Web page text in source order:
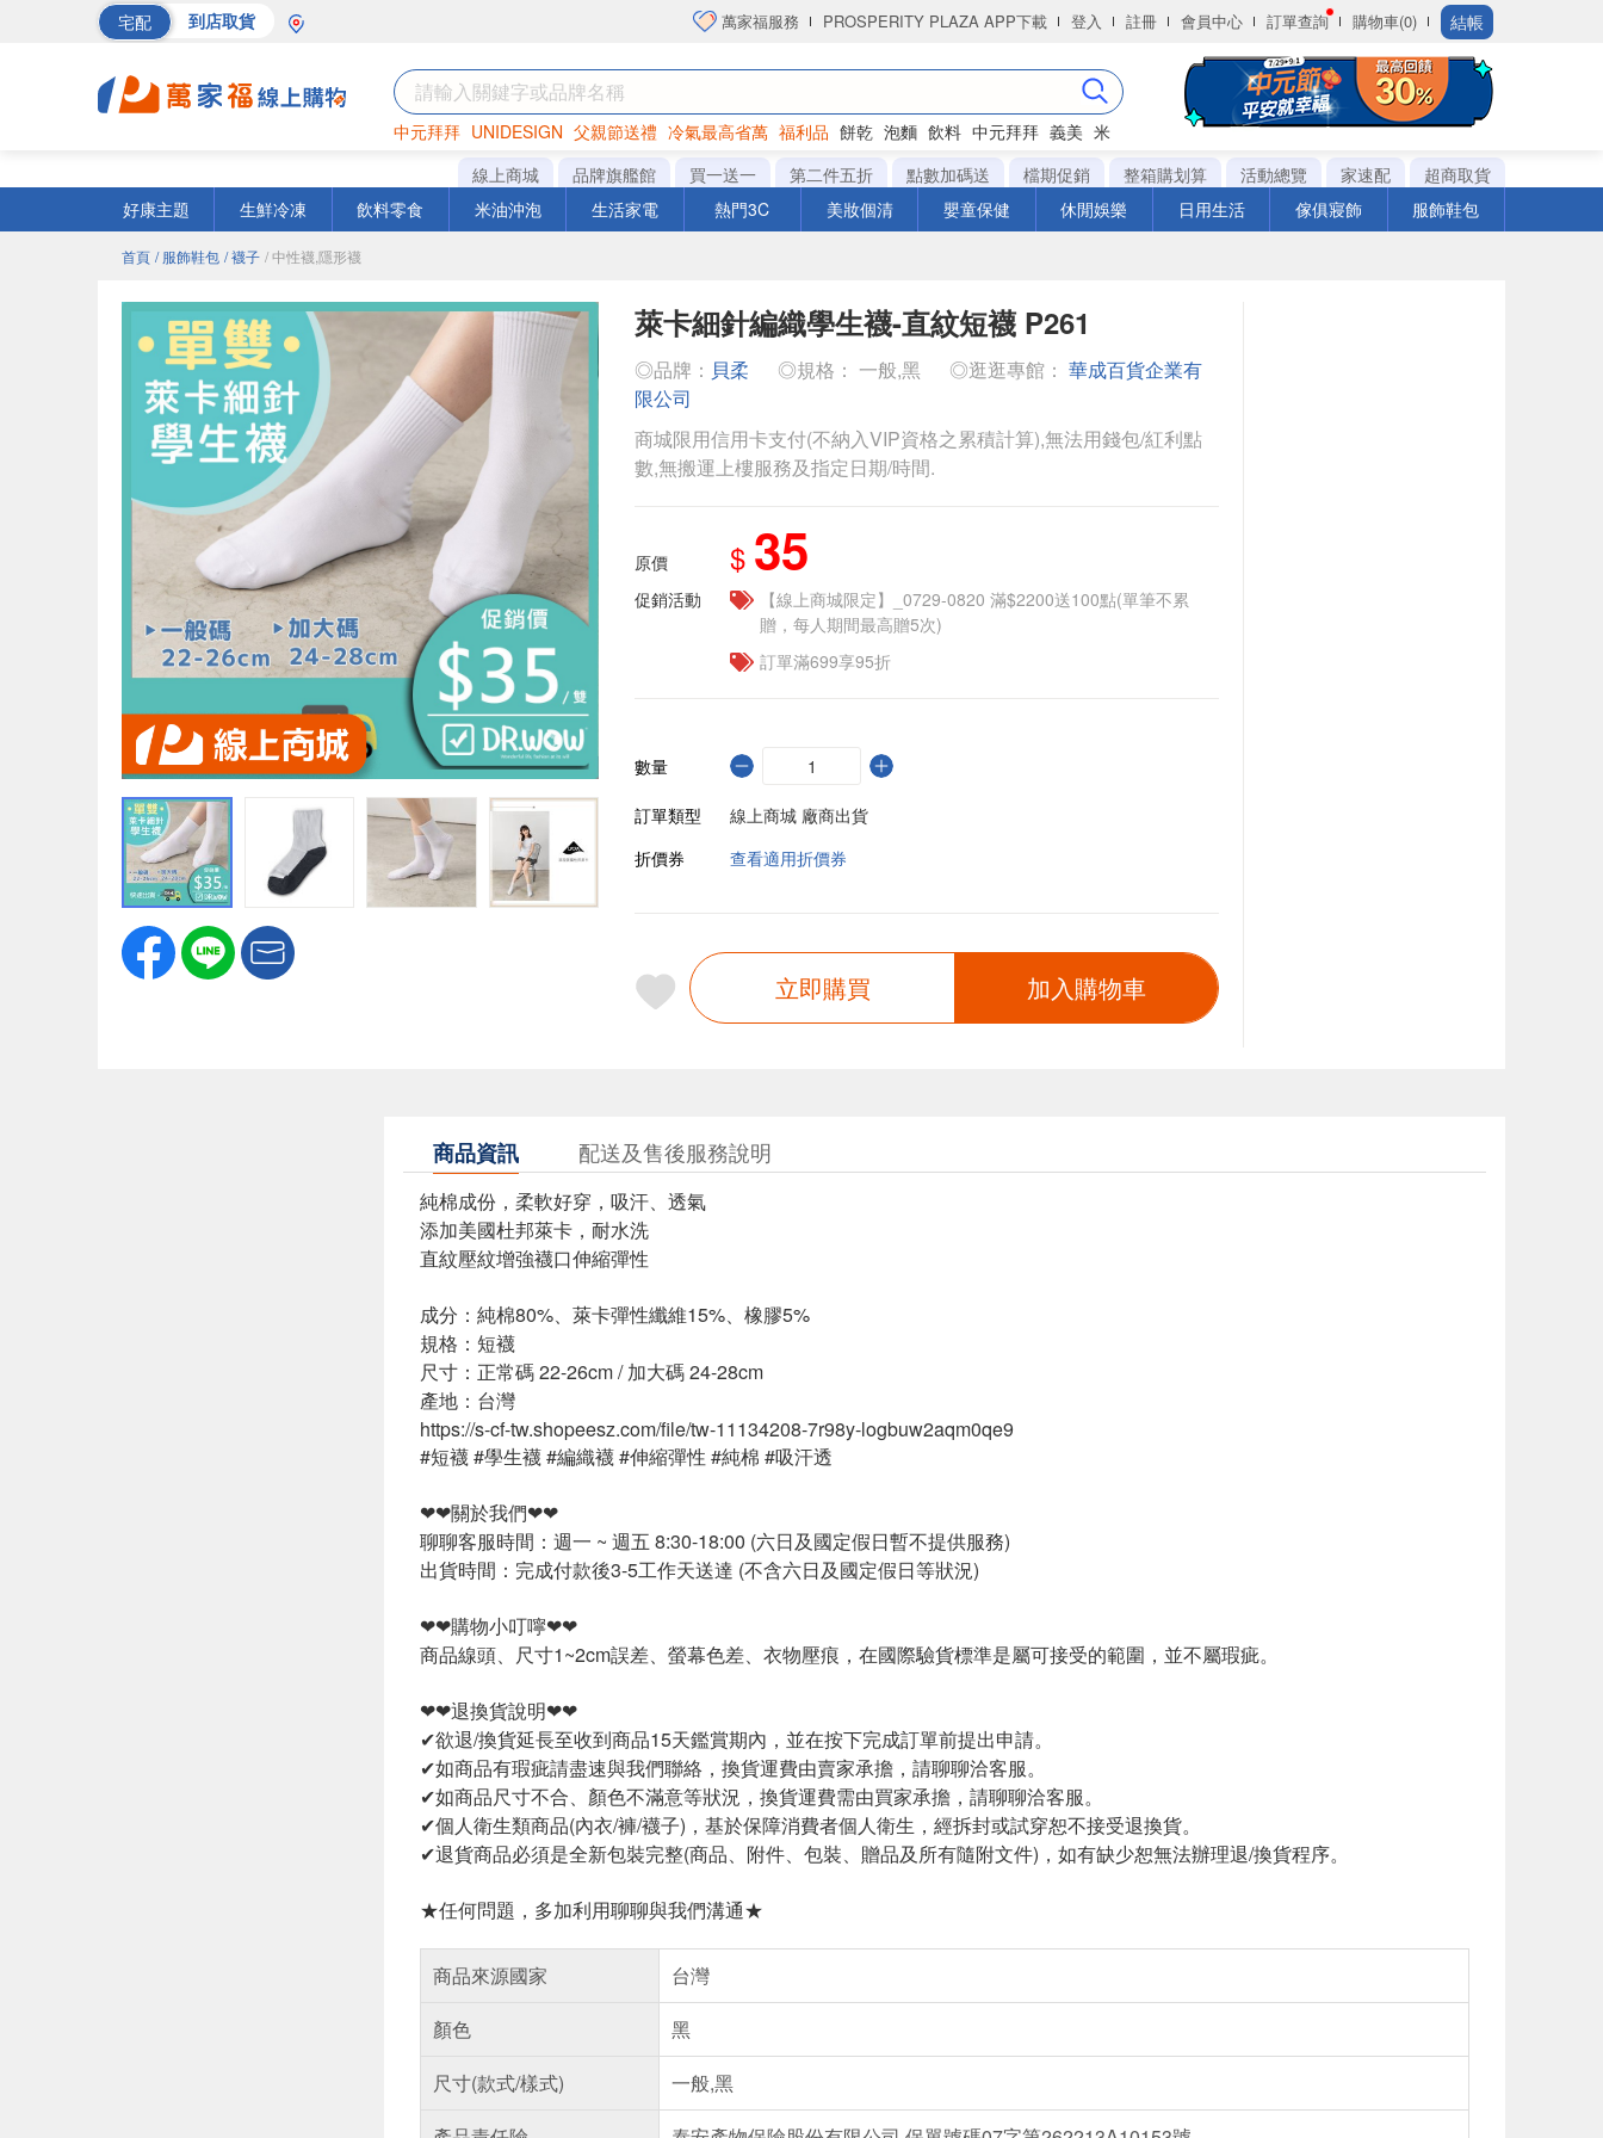
宅配 到店取貨 萬家福服務 PROSPERITY PLAZA APP下載 登入 註冊 會員中心 訂單查詢 購物車(0) 結帳
中元拜拜 UNIDESIGN 父親節送禮 冷氣最高省萬 福利品 餅乾 泡麵 飲料 中元拜拜 義美 米
罐頭 海苔 洋芋片
線上商城 品牌旗艦館 買一送一 第二件五折 點數加碼送 檔期促銷 整箱購划算 活動總覽 家速配
超商取貨
好康主題
生鮮冷凍 飲料零食 米油沖泡 生活家電 熱門3C 美妝個清 嬰童保健 休閒娛樂 日用生活 傢俱寢飾 服飾鞋包
首頁 / 服飾鞋包 / 襪子 / 中性襪,隱形襪
萊卡細針編織學生襪-直紋短襪 P261
◎品牌： 貝柔 ◎規格： 一般,黑 ◎逛逛專館： 華成百貨企業有
限公司
商城限用信用卡支付(不納入VIP資格之累積計算),無法用錢包/紅利點
數,無搬運上樓服務及指定日期/時間.
原價 $ 35
促銷活動
【線上商城限定】_0729-0820 滿$2200送100點(單筆不累
贈，每人期間最高贈5次)
訂單滿699享95折
數量
訂單類型
線上商城 廠商出貨
折價券
查看適用折價券
立即購買 加入購物車
商品資訊 配送及售後服務說明
純棉成份，柔軟好穿，吸汗、透氣
添加美國杜邦萊卡，耐水洗
直紋壓紋增強襪口伸縮彈性
成分：純棉80%、萊卡彈性纖維15%、橡膠5%
規格：短襪
尺寸：正常碼 22-26cm / 加大碼 24-28cm
產地：台灣
https://s-cf-tw.shopeesz.com/file/tw-11134208-7r98y-logbuw2aqm0qe9
#短襪 #學生襪 #編織襪 #伸縮彈性 #純棉 #吸汗透
❤❤關於我們❤❤
聊聊客服時間：週一 ~ 週五 8:30-18:00 (六日及國定假日暫不提供服務)
出貨時間：完成付款後3-5工作天送達 (不含六日及國定假日等狀況)
❤❤購物小叮嚀❤❤
商品線頭、尺寸1~2cm誤差、螢幕色差、衣物壓痕，在國際驗貨標準是屬可接受的範圍，並不屬瑕疵。
❤❤退換貨說明❤❤
✔欲退/換貨延長至收到商品15天鑑賞期內，並在按下完成訂單前提出申請。
✔如商品有瑕疵請盡速與我們聯絡，換貨運費由賣家承擔，請聊聊洽客服。
✔如商品尺寸不合、顏色不滿意等狀況，換貨運費需由買家承擔，請聊聊洽客服。
✔個人衛生類商品(內衣/褲/襪子)，基於保障消費者個人衛生，經拆封或試穿恕不接受退換貨。
✔退貨商品必須是全新包裝完整(商品、附件、包裝、贈品及所有隨附文件)，如有缺少恕無法辦理退/換貨程序。
★任何問題，多加利用聊聊與我們溝通★
商品來源國家
台灣
顏色
黑
尺寸(款式/樣式)
一般,黑